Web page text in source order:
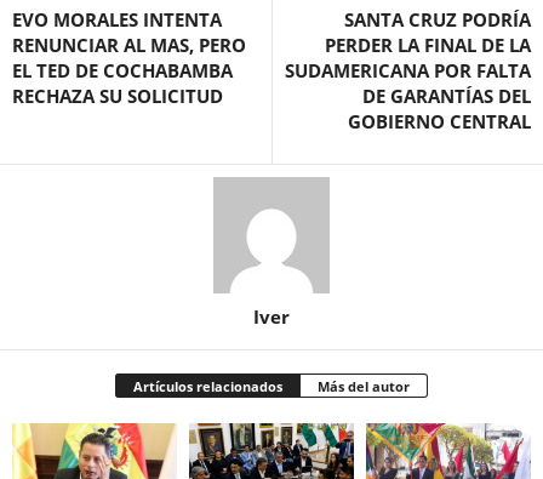
EVO MORALES INTENTA
RENUNCIAR AL MAS, PERO
EL TED DE COCHABAMBA
RECHAZA SU SOLICITUD
SANTA CRUZ PODRÍA
PERDER LA FINAL DE LA
SUDAMERICANA POR FALTA
DE GARANTÍAS DEL
GOBIERNO CENTRAL
Iver
Artículos relacionados Más del autor